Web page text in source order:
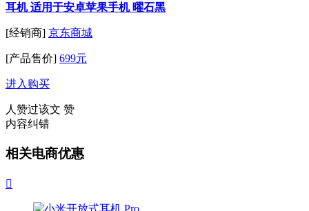
耳机 适用于安卓苹果手机 曜石黑
[经销商] 京东商城
[产品售价] 699元
进入购买
人赞过该文 赞
内容纠错
相关电商优惠
